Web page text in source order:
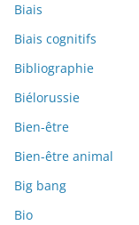
Biais
Biais cognitifs
Bibliographie
Biélorussie
Bien-être
Bien-être animal
Big bang
Bio